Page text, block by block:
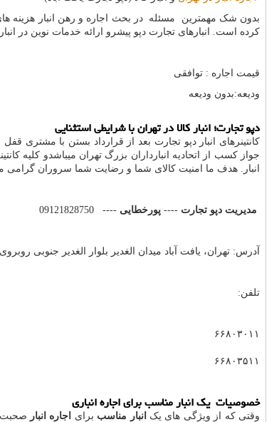
بدون شک مهمترین مسئله در بحث اجاره و رهن انبار هزینه
کرده است. انبارهای تجارت دپو پیشرو ارائه خدمات نوین در
قیمت اجاره : توافقی
ودیعه:بدون ودیعه
دپو تجارت؛ انبار کالا در تهران با شرایطی استثنایی
کانتینرهای انبار دپو تجارت بعد از قرارداد بستن با مشتری
جواز کسب از اتحادیه انبارداران بزرگ تهران میباشدو کلیه
انبار. هدف ما امنیت کالای شما و رضایت شما سروران
مدیریت دپو تجارت ---- پورخطایی ---- 09121828750
آدرس: تهران، یافت آباد میدان الغدیر بلوار الغدیر جنوبی
تلفن:
۶۶۸۰۳۰۱۱
۶۶۸۰۳۵۱۱
خصوصیات یک انبار مناسب برایاجارهانباری
وقتی که از ویژگی های یک انبار مناسب برای اجاره انبار صحبت